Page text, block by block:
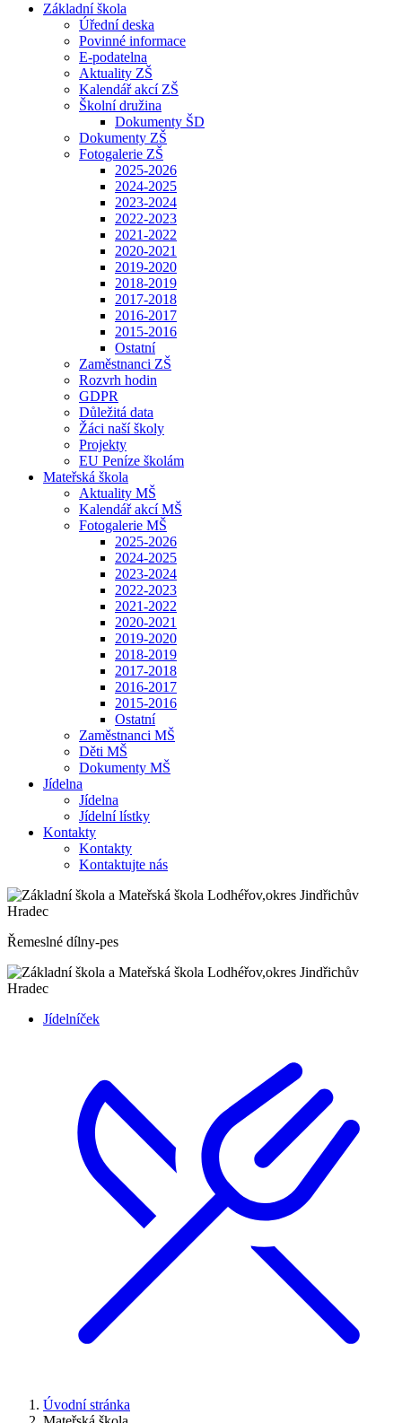
Základní škola
Úřední deska
Povinné informace
E-podatelna
Aktuality ZŠ
Kalendář akcí ZŠ
Školní družina
Dokumenty ŠD
Dokumenty ZŠ
Fotogalerie ZŠ
2025-2026
2024-2025
2023-2024
2022-2023
2021-2022
2020-2021
2019-2020
2018-2019
2017-2018
2016-2017
2015-2016
Ostatní
Zaměstnanci ZŠ
Rozvrh hodin
GDPR
Důležitá data
Žáci naší školy
Projekty
EU Peníze školám
Mateřská škola
Aktuality MŠ
Kalendář akcí MŠ
Fotogalerie MŠ
2025-2026
2024-2025
2023-2024
2022-2023
2021-2022
2020-2021
2019-2020
2018-2019
2017-2018
2016-2017
2015-2016
Ostatní
Zaměstnanci MŠ
Děti MŠ
Dokumenty MŠ
Jídelna
Jídelna
Jídelní lístky
Kontakty
Kontakty
Kontaktujte nás
Řemeslné dílny-pes
Jídelníček
Úvodní stránka